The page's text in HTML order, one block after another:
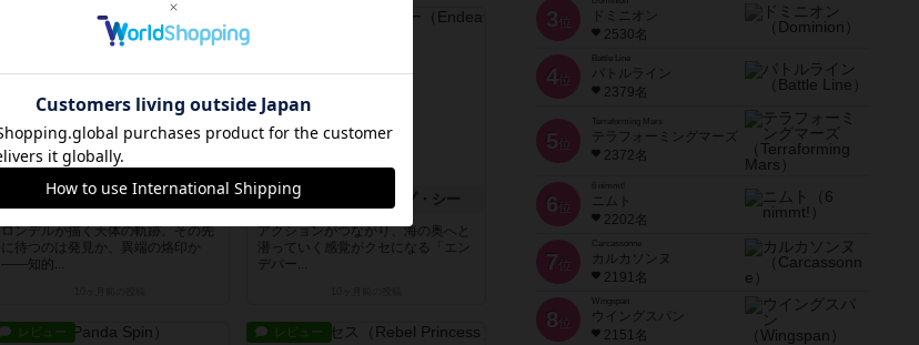
ガリレオ・ガリレイ
ロンデルが描く天体の軌跡。その先
に待つのは発見か、異端の烙印か
――知的...
エンデバー：ディープ・シー
アクションがつながり、海の奥へと
潜っていく感覚がクセになる「エン
デバー...
レビュー レビュー
3 位
ドミニオン
2530名
4位
Battle Line
バトルライン
2379名
5 位
Terraforming Mars
テラフォーミングマーズ
2372名
6 位
ニムト
2202名
7 位
Carcassonne
カルカソンヌ
2191名
8 位
Wingspan
ウイングスパン
2151名